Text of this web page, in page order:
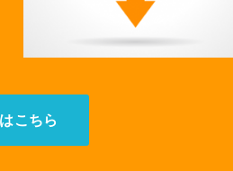
こちら